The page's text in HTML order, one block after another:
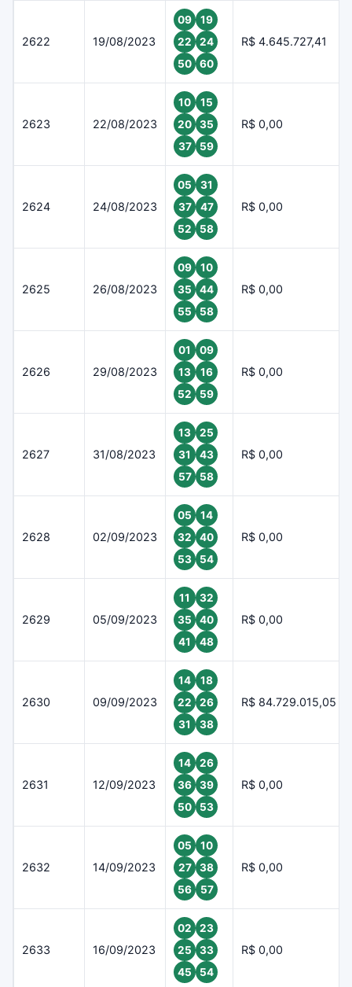
2622 19/08/2023
09
19
22
24
50
60
R$ 4.645.727,41
2623 22/08/2023
10
15
20
35
37
59
R$ 0,00
2624 24/08/2023
05
31
37
47
52
58
R$ 0,00
2625 26/08/2023
09
10
35
44
55
58
R$ 0,00
2626 29/08/2023
01
09
13
16
52
59
R$ 0,00
2627 31/08/2023
13
25
31
43
57
58
R$ 0,00
2628 02/09/2023
05
14
32
40
53
54
R$ 0,00
2629 05/09/2023
11
32
35
40
41
48
R$ 0,00
2630 09/09/2023
14
18
22
26
31
38
R$ 84.729.015,05
2631 12/09/2023
14
26
36
39
50
53
R$ 0,00
2632 14/09/2023
05
10
27
38
56
57
R$ 0,00
2633 16/09/2023
02
23
25
33
45
54
R$ 0,00